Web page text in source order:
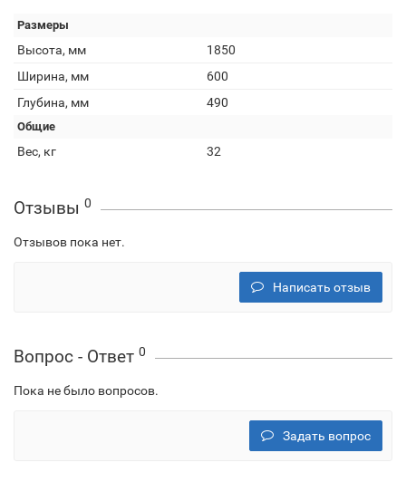
Размеры
Высота, мм
1850
Ширина, мм
600
Глубина, мм
490
Общие
Вес, кг 32
Отзывы 0
Отзывов пока нет.
Написать отзыв
Вопрос - Ответ 0
Пока не было вопросов.
Задать вопрос